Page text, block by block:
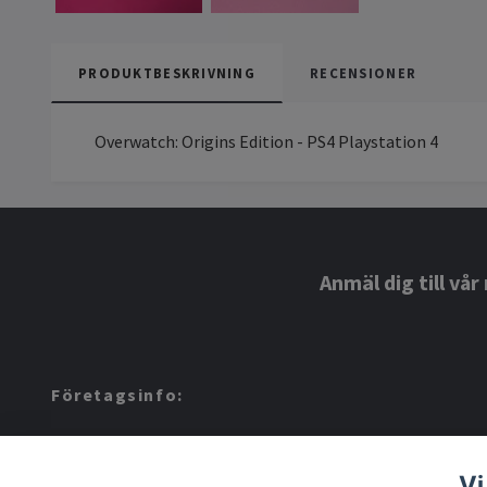
PRODUKTBESKRIVNING RECENSIONER
Overwatch: Origins Edition - PS4 Playstation 4
Anmäl dig till
Företagsinfo: